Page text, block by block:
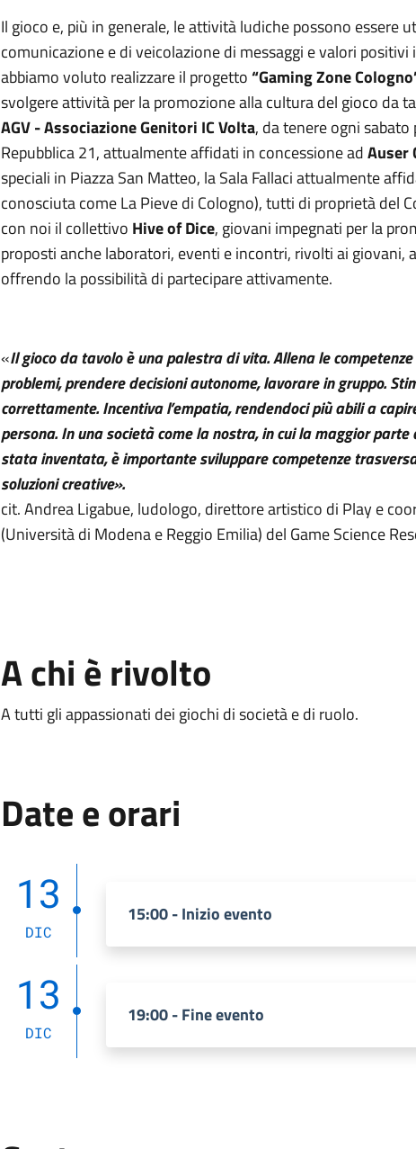
Il gioco e, più in generale, le attività ludiche possono essere
comunicazione e di veicolazione di messaggi e valori
abbiamo voluto realizzare il progetto“Gaming Zone
svolgere attività per la promozione alla cultura del gioco da
AGV - Associazione Genitori IC Volta, da tenere ogni
Repubblica 21, attualmente affidati in concessione adAuser
speciali in Piazza San Matteo, la Sala Fallaci attualmente
conosciuta come La Pieve di Cologno), tutti di proprietà del
con noi il collettivo Hive of Dice, giovani impegnati per la
proposti anche laboratori, eventi e incontri, rivolti ai giovani,
offrendo la possibilità di partecipare attivamente.
«Il gioco da tavolo è una palestra di vita. Allena le
problemi, prendere decisioni autonome, lavorare in gruppo.
correttamente. Incentiva l’empatia, rendendoci più abili a
persona. In una società come la nostra, in cui la maggior
stata inventata, è importante sviluppare competenze
soluzioni creative».
cit. Andrea Ligabue, ludologo, direttore artistico di Play e
(Università di Modena e Reggio Emilia) del Game Science
A chi è rivolto
A tutti gli appassionati dei giochi di società e di ruolo.
Date e orari
13
DIC
15:00 - Inizio evento
13
DIC
19:00 - Fine evento